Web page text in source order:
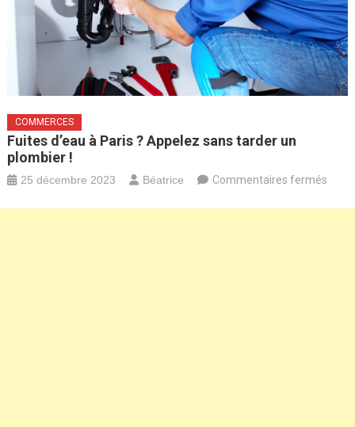
COMMERCES
Fuites d’eau à Paris ? Appelez sans tarder un
plombier !
25 décembre 2023 Béatrice Commentaires ferméssur